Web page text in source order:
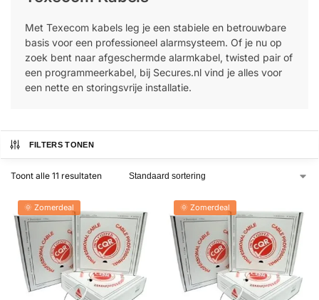
samenstellen
Alarm
met
Alarmsystemen
Camera's
Account Contact Help Wagen
Met Texecom kabels leg je een stabiele en betrouwbare
basis voor een professioneel alarmsysteem. Of je nu op
zoek bent naar afgeschermde alarmkabel, twisted pair of
een programmeerkabel, bij Secures.nl vind je alles voor
een nette en storingsvrije installatie.
FILTERS TONEN
Toont alle 11 resultaten
🌞 Zomerdeal 🌞 Zomerdeal